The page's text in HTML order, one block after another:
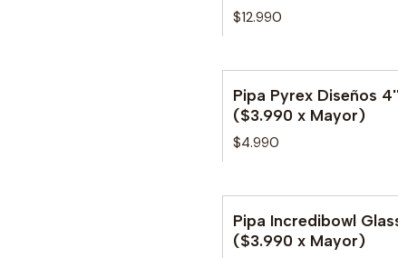
$12.990
Pipa Pyrex Diseños
($3.990 x Mayor)
$4.990
Pipa Incredibowl
($3.990 x Mayor)